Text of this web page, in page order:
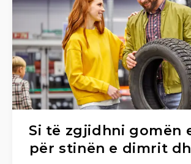
Si të zgjidhni gomën
për stinën e dimrit